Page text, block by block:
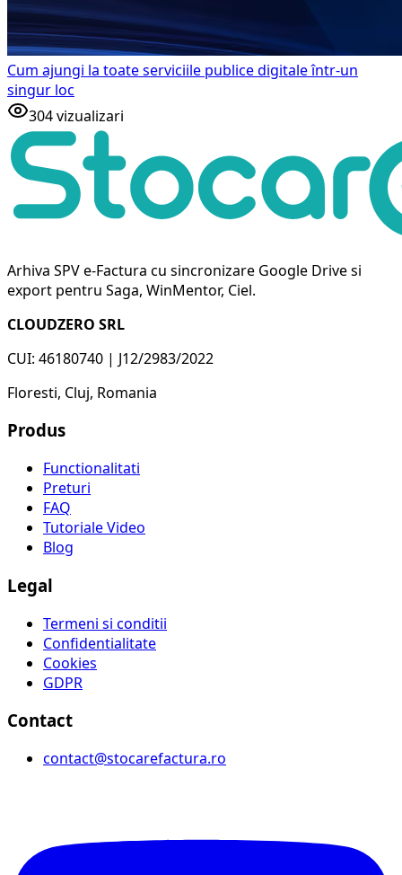
Cum ajungi la toate serviciile publice digitale într-un
singur loc
304vizualizari
Arhiva SPV e-Factura cu sincronizare Google Drive si
export pentru Saga, WinMentor, Ciel.
CLOUDZERO SRL
CUI: 46180740 | J12/2983/2022
Floresti, Cluj, Romania
Produs
Functionalitati
Preturi
FAQ
Tutoriale Video
Blog
Legal
Termeni si conditii
Confidentialitate
Cookies
GDPR
Contact
contact@stocarefactura.ro